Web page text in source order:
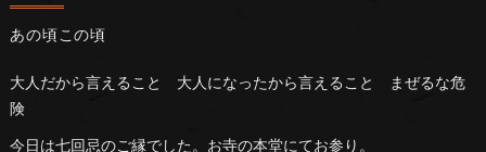
あの頃この頃
大人だから言えること 大人になったから言えること まぜるな危
険
今日は七回忌のご縁でした。お寺の本堂にてお参り。